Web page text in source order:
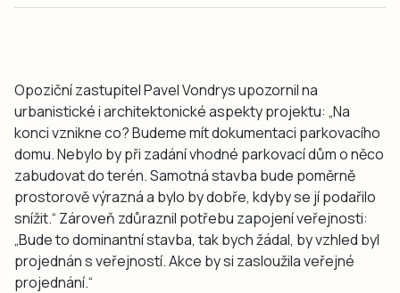
Opoziční zastupitel Pavel Vondrys upozornil na
urbanistické i architektonické aspekty projektu: „Na
konci vznikne co? Budeme mít dokumentaci parkovacího
domu. Nebylo by při zadání vhodné parkovací dům o něco
zabudovat do terén. Samotná stavba bude poměrně
prostorově výrazná a bylo by dobře, kdyby se jí podařilo
snížit.“ Zároveň zdůraznil potřebu zapojení veřejnosti:
„Bude to dominantní stavba, tak bych žádal, by vzhled byl
projednán s veřejností. Akce by si zasloužila veřejné
projednání.“